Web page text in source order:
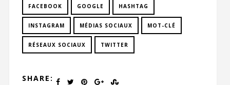
FACEBOOK GOOGLE HASHTAG
INSTAGRAM MÉDIAS SOCIAUX MOT-CLÉ
RÉSEAUX SOCIAUX TWITTER
SHARE: